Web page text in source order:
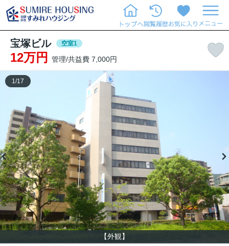
宝塚ビル 空室1
12万円 管理/共益費 7,000円
【外観】
1 /17